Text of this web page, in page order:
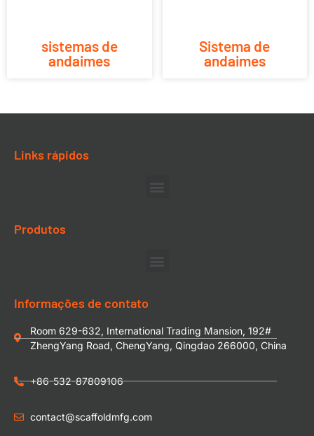
sistemas de
andaimes
Sistema de
andaimes
Links rápidos
Produtos
Informações de contato
Room 629-632, International Trading Mansion, 192#
ZhengYang Road, ChengYang, Qingdao 266000, China
+86-532-87809106
contact@scaffoldmfg.com